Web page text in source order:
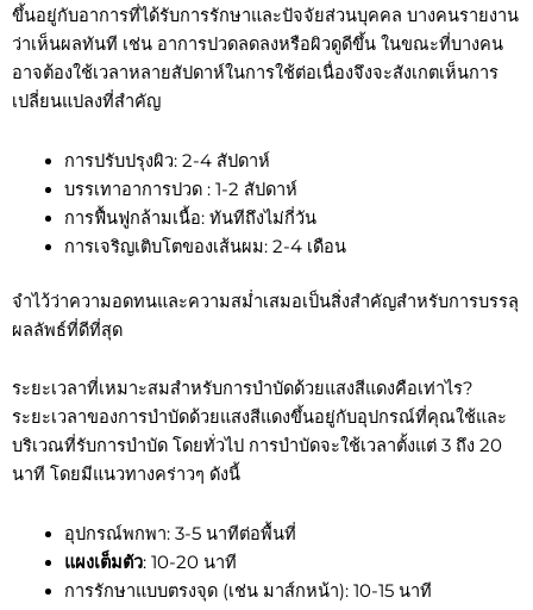
ขึ้นอยู่กับอาการที่ได้รับการรักษาและปัจจัยส่วนบุคคล บางคนรายงาน
ว่าเห็นผลทันที เช่น อาการปวดลดลงหรือผิวดูดีขึ้น ในขณะที่บางคน
อาจต้องใช้เวลาหลายสัปดาห์ในการใช้ต่อเนื่องจึงจะสังเกตเห็นการ
เปลี่ยนแปลงที่สำคัญ
การปรับปรุงผิว: 2-4 สัปดาห์
บรรเทาอาการปวด : 1-2 สัปดาห์
การฟื้นฟูกล้ามเนื้อ: ทันทีถึงไม่กี่วัน
การเจริญเติบโตของเส้นผม: 2-4 เดือน
จำไว้ว่าความอดทนและความสม่ำเสมอเป็นสิ่งสำคัญสำหรับการบรรลุ
ผลลัพธ์ที่ดีที่สุด
ระยะเวลาที่เหมาะสมสำหรับการบำบัดด้วยแสงสีแดงคือเท่าไร?
ระยะเวลาของการบำบัดด้วยแสงสีแดงขึ้นอยู่กับอุปกรณ์ที่คุณใช้และ
บริเวณที่รับการบำบัด โดยทั่วไป การบำบัดจะใช้เวลาตั้งแต่ 3 ถึง 20
นาที โดยมีแนวทางคร่าวๆ ดังนี้
อุปกรณ์พกพา: 3-5 นาทีต่อพื้นที่
แผงเต็มตัว: 10-20 นาที
การรักษาแบบตรงจุด (เช่น มาส์กหน้า): 10-15 นาที